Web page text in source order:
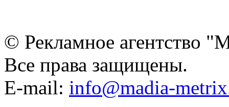
© Рекламное агентство
Все права защищены.
E-mail: info@madia-